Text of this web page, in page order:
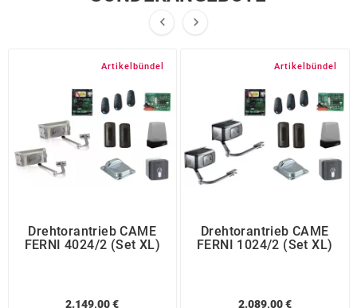
 
Artikelbündel
Drehtorantrieb CAME
FERNI 4024/2 (Set XL)
2.149,00 €
Artikelbündel
Drehtorantrieb CAME
FERNI 1024/2 (Set XL)
2.089,00 €